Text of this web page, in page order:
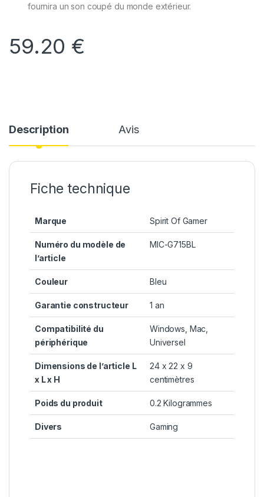
fournira un son coupé du monde extérieur.
59.20 €
Description Avis
Fiche technique
Marque Spirit Of Gamer
Numéro du modèle de
l’article
MIC-G715BL
Couleur Bleu
Garantie constructeur 1 an
Compatibilité du
périphérique
Windows, Mac,
Universel
Dimensions de l’article L
x L x H
24 x 22 x 9
centimètres
Poids du produit 0.2 Kilogrammes
Divers Gaming